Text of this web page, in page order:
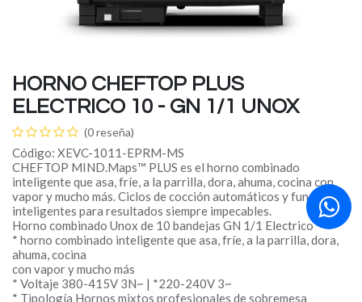
HORNO CHEFTOP PLUS
ELECTRICO 10 - GN 1/1 UNOX
(0 reseña)
Código: XEVC-1011-EPRM-MS
CHEFTOP MIND.Maps™ PLUS es el horno combinado
inteligente que asa, fríe, a la parrilla, dora, ahuma, cocina con
vapor y mucho más. Ciclos de cocción automáticos y funciones
inteligentes para resultados siempre impecables.
Horno combinado Unox de 10 bandejas GN 1/1 Electrico
* horno combinado inteligente que asa, fríe, a la parrilla, dora,
ahuma, cocina
con vapor y mucho más
* Voltaje 380-415V 3N~ | *220-240V 3~
* Tipología Hornos mixtos profesionales de sobremesa